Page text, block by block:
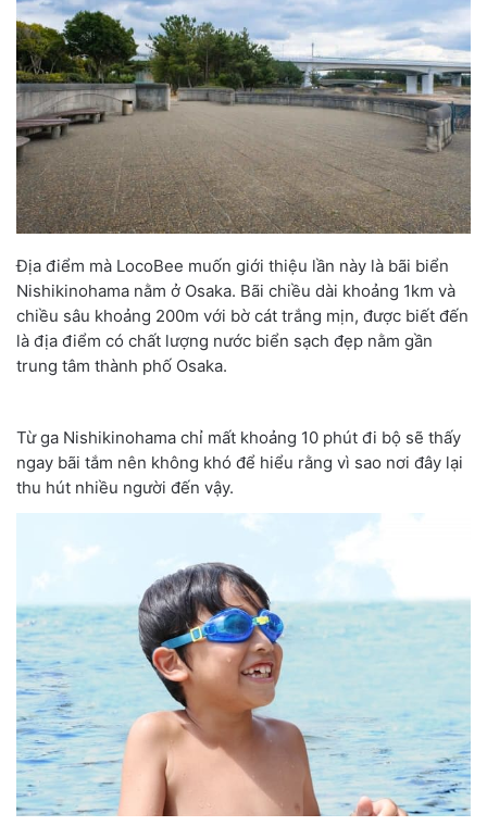
Địa điểm mà LocoBee muốn giới thiệu lần này là bãi biển
Nishikinohama nằm ở Osaka. Bãi chiều dài khoảng 1km và
chiều sâu khoảng 200m với bờ cát trắng mịn, được biết đến
là địa điểm có chất lượng nước biển sạch đẹp nằm gần
trung tâm thành phố Osaka.
Từ ga Nishikinohama chỉ mất khoảng 10 phút đi bộ sẽ thấy
ngay bãi tắm nên không khó để hiểu rằng vì sao nơi đây lại
thu hút nhiều người đến vậy.